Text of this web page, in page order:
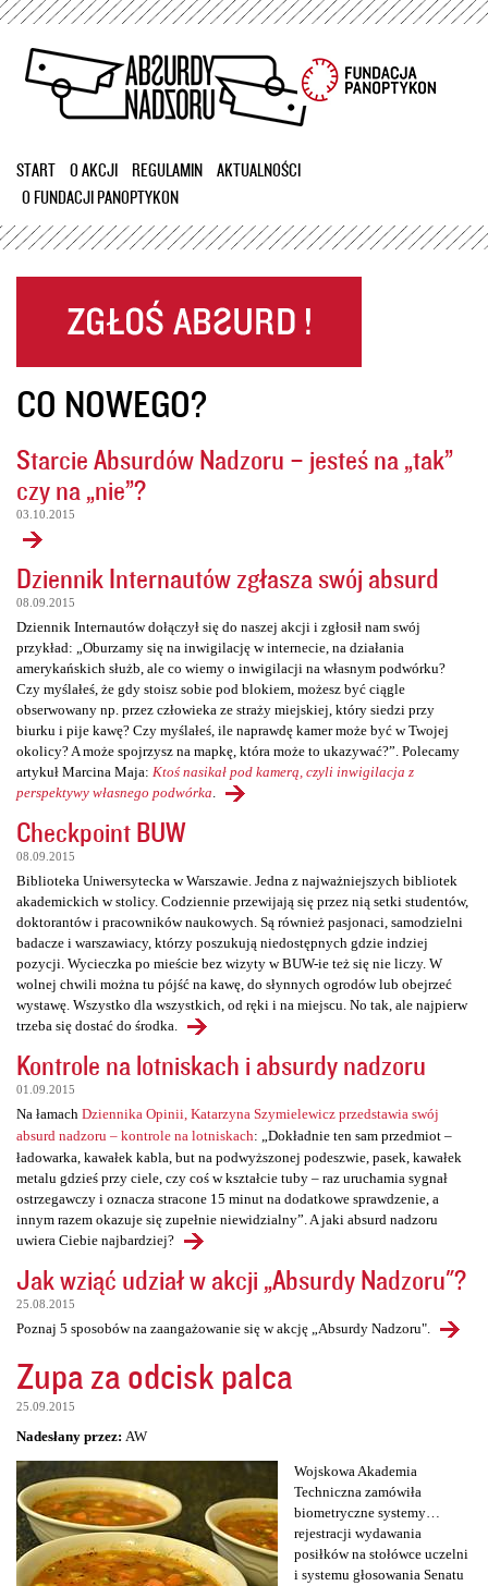
Przejdź
treści
START O AKCJI REGULAMIN
AKTUALNOŚCI
O FUNDACJI PANOPTYKON
CO NOWEGO?
Starcie Absurdów Nadzoru – jesteś na „tak”
czy na „nie”?
03.10.2015
Dziennik Internautów zgłasza swój absurd
08.09.2015
Dziennik Internautów dołączył się do naszej akcji i zgłosił nam swój
przykład: „Oburzamy się na inwigilację w internecie, na działania
amerykańskich służb, ale co wiemy o inwigilacji na własnym podwórku?
Czy myślałeś, że gdy stoisz sobie pod blokiem, możesz być ciągle
obserwowany np. przez człowieka ze straży miejskiej, który siedzi przy
biurku i pije kawę? Czy myślałeś, ile naprawdę kamer może być w Twojej
okolicy? A może spojrzysz na mapkę, która może to ukazywać?”. Polecamy
artykuł Marcina Maja: Ktoś nasikał pod kamerą, czyli inwigilacja z
perspektywy własnego podwórka
Checkpoint BUW
08.09.2015
Biblioteka Uniwersytecka w Warszawie. Jedna z najważniejszych bibliotek
akademickich w stolicy. Codziennie przewijają się przez nią setki studentów,
doktorantów i pracowników naukowych. Są również pasjonaci, samodzielni
badacze i warszawiacy, którzy poszukują niedostępnych gdzie indziej
pozycji. Wycieczka po mieście bez wizyty w BUW-ie też się nie liczy. W
wolnej chwili można tu pójść na kawę, do słynnych ogrodów lub obejrzeć
wystawę. Wszystko dla wszystkich, od ręki i na miejscu. No tak, ale najpierw
trzeba się dostać do środka.
Kontrole na lotniskach i absurdy nadzoru
01.09.2015
Na łamach Dziennika Opinii, Katarzyna Szymielewicz przedstawia swój
absurd nadzoru – kontrole na lotniskach: „Dokładnie ten sam przedmiot –
ładowarka, kawałek kabla, but na podwyższonej podeszwie, pasek, kawałek
metalu gdzieś przy ciele, czy coś w kształcie tuby – raz uruchamia sygnał
ostrzegawczy i oznacza stracone 15 minut na dodatkowe sprawdzenie, a
innym razem okazuje się zupełnie niewidzialny”. A jaki absurd nadzoru
uwiera Ciebie najbardziej?
Jak wziąć udział w akcji „Absurdy Nadzoru"?
25.08.2015
Poznaj 5 sposobów na zaangażowanie się w akcję „Absurdy Nadzoru".
Zupa za odcisk palca
25.09.2015
Nadesłany przez: AW
Wojskowa Akademia
Techniczna zamówiła
biometryczne systemy…
rejestracji wydawania
posiłków na stołówce uczelni
i systemu głosowania Senatu